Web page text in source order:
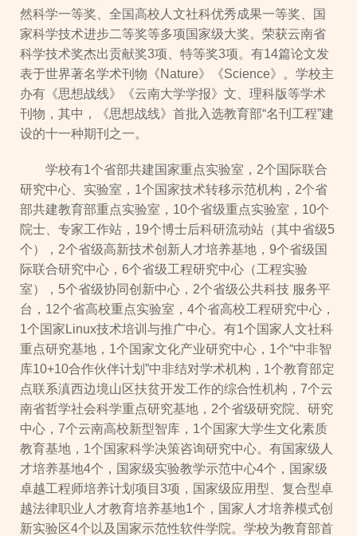
然科学一等奖、全国高校人文社科优秀成果一等奖、国
家科学技术进步二等奖等多项国家级大奖。荣获云南省
科学技术奖杰出贡献奖3项、特等奖3项。有14篇论文发
表于世界著名学术刊物《Nature》《Science》。学校主
办有《思想战线》《云南大学学报》文、理科版等学术
刊物，其中，《思想战线》首批入选教育部“名刊工程”建
设的十一种期刊之一。
学校有1个省部共建国家重点实验室，2个国际联合
研究中心、实验室，1个国家技术转移示范机构，2个省
部共建教育部重点实验室，10个省级重点实验室，10个
院士、专家工作站，19个博士后科研流动站（其中省级5
个），2个省级高新技术创新人才培养基地，9个省级国
际联合研究中心，6个省级工程研究中心（工程实验
室），5个省级协同创新中心，2个省级公共科技 服务平
台，12个省高校重点实验室，4个省高校工程研究中心，
1个国家Linux技术培训与推广中心。有1个国家人文社科
重点研究基地，1个国家文化产业研究中心，1个“中非智
库10+10合作伙伴计划”中非结对学术机构，1个教育部定
点联系滇西边境山区扶贫开发工作的综合性机构，7个云
南省哲学社会科学重点研究基地，2个省级研究院、研究
中心，7个云南高校新型智库，1个国家大学生文化素质
教育基地，1个国家科学决策咨询研究中心。有国家级人
才培养基地4个，国家级实验教学示范中心4个，国家级
卓越工程师培养计划项目3项，国家级应用型、复合型卓
越法律职业人才教育培养基地1个，国家人才培养模式创
新实验区4个以及国家示范性软件学院。学校为教育部首